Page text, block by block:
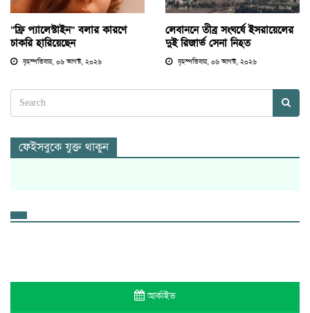
"ফ্রি প্যালেস্টাইন" বলার কারণে
চাকরি হারিয়েছেন
বৃহস্পতিবার, ০৬ আগস্ট, ২০২৬
লেবাননে তীব্র সংঘর্ষে ইসরায়েলের
দুই রিজার্ভ সেনা নিহত
বৃহস্পতিবার, ০৬ আগস্ট, ২০২৬
ফেইসবুকে যুক্ত থাকুন
আর্কাইভ